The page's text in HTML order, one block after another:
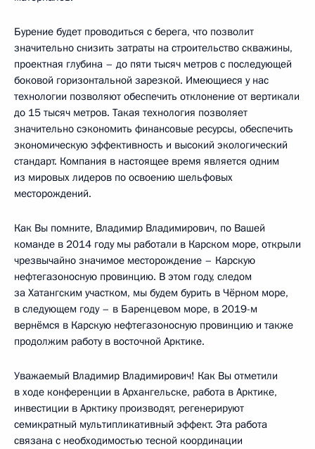
Бурение будет проводиться с берега, что позволит
значительно снизить затраты на строительство скважины,
проектная глубина – до пяти тысяч метров с последующей
боковой горизонтальной зарезкой. Имеющиеся у нас
технологии позволяют обеспечить отклонение от вертикали
до 15 тысяч метров. Такая технология позволяет
значительно сэкономить финансовые ресурсы, обеспечить
экономическую эффективность и высокий экологический
стандарт. Компания в настоящее время является одним
из мировых лидеров по освоению шельфовых
месторождений.
Как Вы помните, Владимир Владимирович, по Вашей
команде в 2014 году мы работали в Карском море, открыли
чрезвычайно значимое месторождение – Карскую
нефтегазоносную провинцию. В этом году, следом
за Хатангским участком, мы будем бурить в Чёрном море,
в следующем году – в Баренцевом море, в 2019-м
вернёмся в Карскую нефтегазоносную провинцию и также
продолжим работу в восточной Арктике.
Уважаемый Владимир Владимирович! Как Вы отметили
в ходе конференции в Архангельске, работа в Арктике,
инвестиции в Арктику производят, регенерируют
семикратный мультипликативный эффект. Эта работа
связана с необходимостью тесной координации